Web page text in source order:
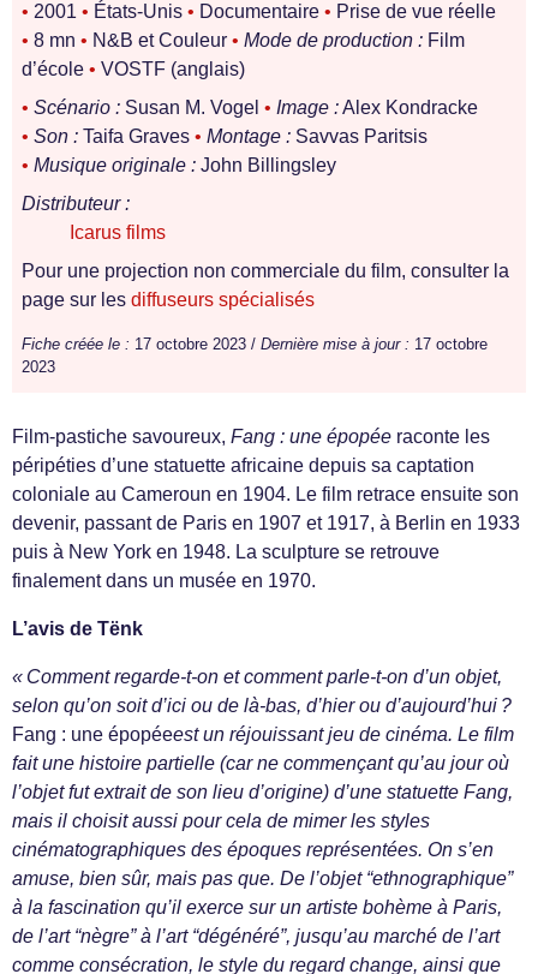
• 2001 • États-Unis • Documentaire • Prise de vue réelle
• 8 mn • N&B et Couleur • Mode de production : Film
d’école • VOSTF (anglais)
• Scénario : Susan M. Vogel • Image :Alex Kondracke
• Son : Taifa Graves • Montage : Savvas Paritsis
• Musique originale : John Billingsley
Distributeur :
Icarus films
Pour une projection non commerciale du film, consulter la
page sur les diffuseurs spécialisés
Fiche créée le : 17 octobre 2023 / Dernière mise à jour : 17 octobre
2023
Film-pastiche savoureux, Fang : une épopée raconte les
péripéties d’une statuette africaine depuis sa captation
coloniale au Cameroun en 1904. Le film retrace ensuite son
devenir, passant de Paris en 1907 et 1917, à Berlin en 1933
puis à New York en 1948. La sculpture se retrouve
finalement dans un musée en 1970.
L’avis de Tënk
« Comment regarde-t-on et comment parle-t-on d’un objet,
selon qu’on soit d’ici ou de là-bas, d’hier ou d’aujourd’hui ?
Fang : une épopéeest un réjouissant jeu de cinéma. Le film
fait une histoire partielle (car ne commençant qu’au jour où
l’objet fut extrait de son lieu d’origine) d’une statuette Fang,
mais il choisit aussi pour cela de mimer les styles
cinématographiques des époques représentées. On s’en
amuse, bien sûr, mais pas que. De l’objet “ethnographique”
à la fascination qu’il exerce sur un artiste bohème à Paris,
de l’art “nègre” à l’art “dégénéré”, jusqu’au marché de l’art
comme consécration, le style du regard change, ainsi que